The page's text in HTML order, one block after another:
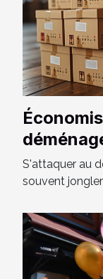
haute
S'attaquer au
souvent